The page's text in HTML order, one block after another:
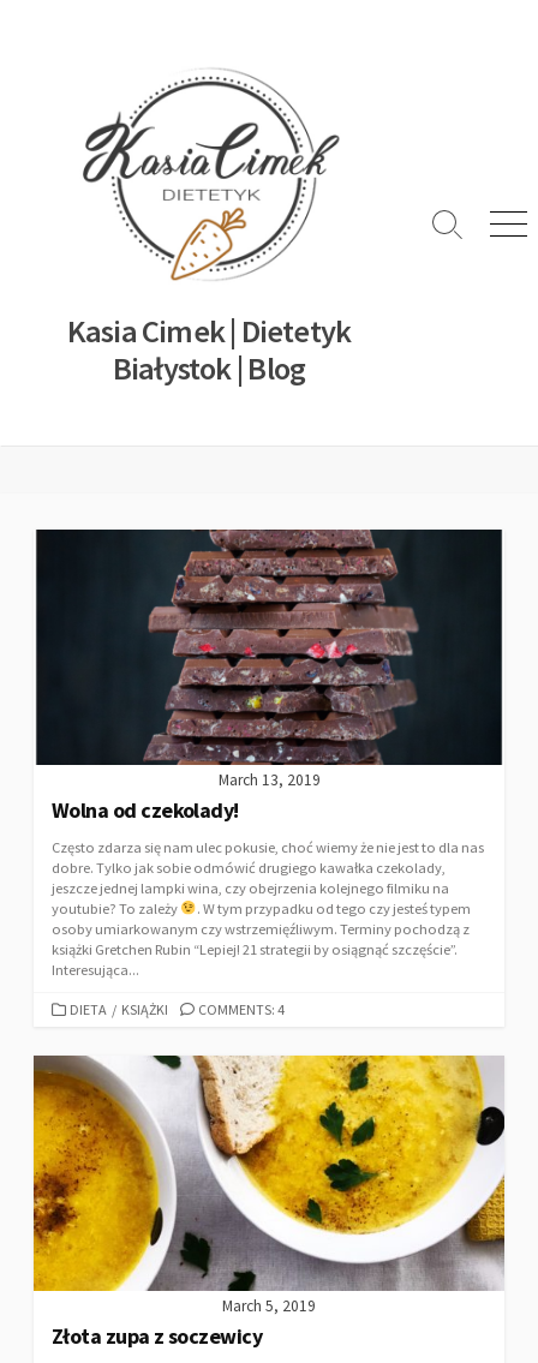
Kasia Cimek | Dietetyk
Białystok | Blog
March 13, 2019
Wolna od czekolady!
Często zdarza się nam ulec pokusie, choć wiemy że nie jest to dla nas
dobre. Tylko jak sobie odmówić drugiego kawałka czekolady,
jeszcze jednej lampki wina, czy obejrzenia kolejnego filmiku na
youtubie? To zależy
. W tym przypadku od tego czy jesteś typem
osoby umiarkowanym czy wstrzemięźliwym. Terminy pochodzą z
książki Gretchen Rubin “Lepiej! 21 strategii by osiągnąć szczęście”.
Interesująca...
DIETA / KSIĄŻKI COMMENTS: 4
March 5, 2019
Złota zupa z soczewicy